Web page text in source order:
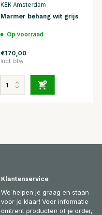
KEK Amsterdam
Marmer behang wit grijs
Op voorraad
€170,00
Incl. btw
Klantenservice
We helpen je graag en staan
voor je klaar! Voor informatie
omtrent producten of je order,